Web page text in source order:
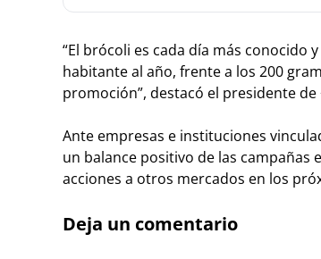
“El brócoli es cada día más
habitante al año, frente a los 200
promoción”, destacó el presidente
Ante empresas e instituciones
un balance positivo de las campañas
acciones a otros mercados en los
Deja un comentario